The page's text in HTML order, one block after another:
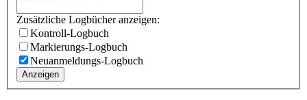
Zusätzliche Logbücher anzeigen:
Kontroll-Logbuch
Markierungs-Logbuch
Neuanmeldungs-Logbuch
Anzeigen